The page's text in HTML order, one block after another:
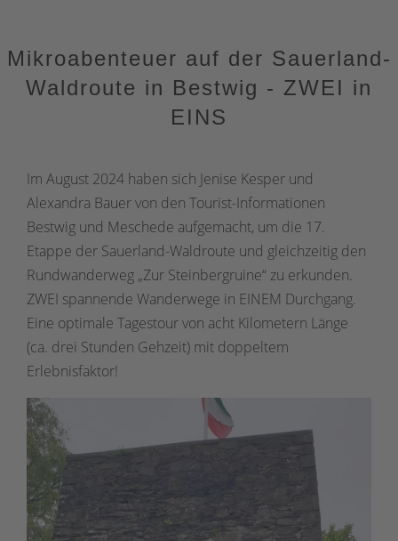
Mikroabenteuer auf der Sauerland-
Waldroute in Bestwig - ZWEI in
EINS
Im August 2024 haben sich Jenise Kesper und
Alexandra Bauer von den Tourist-Informationen
Bestwig und Meschede aufgemacht, um die 17.
Etappe der Sauerland-Waldroute und gleichzeitig den
Rundwanderweg „Zur Steinbergruine“ zu erkunden.
ZWEI spannende Wanderwege in EINEM Durchgang.
Eine optimale Tagestour von acht Kilometern Länge
(ca. drei Stunden Gehzeit) mit doppeltem
Erlebnisfaktor!